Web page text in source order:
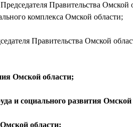
Правительства Омской
комплекса Омской области;
Правительства Омской
Омской области;
социального развития Омской
области;